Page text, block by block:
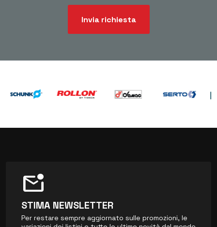
Invia richiesta
mark_email_unread
STIMA NEWSLETTER
Per restare sempre aggiornato sulle promozioni, le